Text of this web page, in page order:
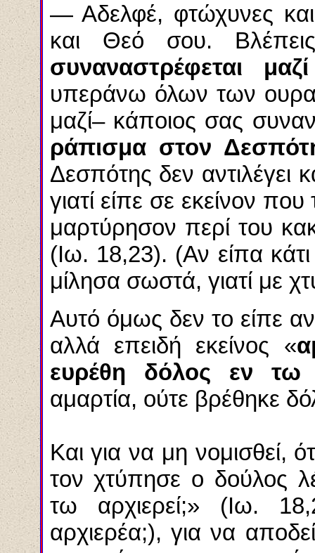
— Αδελφέ, φτώχυνες
και Θεό σου.
συναναστρέφεται
υπεράνω όλων των
μαζί– κάποιος σας
ράπισμα στον
Δεσπότης δεν αντιλέγει
γιατί είπε σε εκείνον
μαρτύρησον περί του
(Ιω. 18,23). (Αν είπα
μίλησα σωστά, γιατί με
Αυτό όμως δεν το είπε
αλλά επειδή εκείνος «
ευρέθη δόλος εν τω
αμαρτία, ούτε βρέθηκε
Και για να μη νομισθεί,
τον χτύπησε ο δούλος
τω αρχιερεί;» (Ιω.
αρχιερέα;), για να